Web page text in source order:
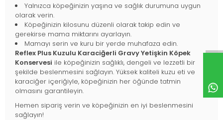
Yalnızca köpeğinizin yaşına ve sağlık durumuna uygun
olarak verin.
Köpeğinizin kilosunu düzenli olarak takip edin ve
gerekirse mama miktarını ayarlayın.
Mamayı serin ve kuru bir yerde muhafaza edin.
Reflex Plus Kuzulu Karaciğerli Gravy Yetişkin Köpek
Konservesi ile köpeğinizin sağlıklı, dengeli ve lezzetli bir
şekilde beslenmesini sağlayın. Yüksek kaliteli kuzu eti ve
karaciğer içeriğiyle, köpeğinizin her öğünde tatmin
olmasını garantileyin.
Hemen sipariş verin ve köpeğinizin en iyi beslenmesini
sağlayın!